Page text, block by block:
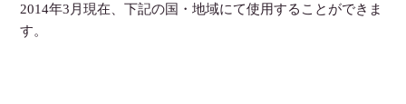
2014年3月現在、下記の国・地域にて使用することができま
す。